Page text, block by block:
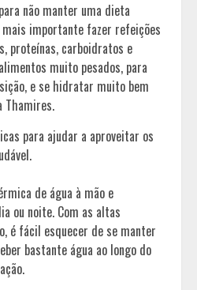
não manter uma dieta
importante fazer refeições
proteínas, carboidratos e
muito pesados, para
e se hidratar muito bem
Thamires.
para ajudar a aproveitar os
de água à mão e
ou noite. Com as altas
é fácil esquecer de se manter
bastante água ao longo do